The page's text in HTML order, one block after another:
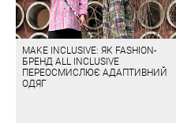
MAKE INCLUSIVE: ЯК FASHION-
БРЕНД ALL INCLUSIVE
ПЕРЕОСМИСЛЮЄ АДАПТИВНИЙ
ОДЯГ